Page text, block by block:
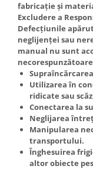
fabricație și
Excludere a
Defecțiunile
neglijenței sau
manual nu sunt
Utilizarea în
ridicate sau
Conectarea la
Neglijarea
Manipularea
transportului.
Înghesuirea
altor obiecte